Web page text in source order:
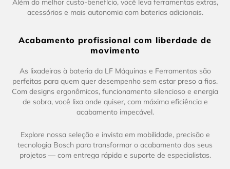
Além do melhor custo-benefício, você leva ferramentas extras,
acessórios e mais autonomia com baterias adicionais.
Acabamento profissional com liberdade de
movimento
As lixadeiras à bateria da LF Máquinas e Ferramentas são
perfeitas para quem quer desempenho sem estar preso a fios.
Com designs ergonômicos, funcionamento silencioso e energia
de sobra, você lixa onde quiser, com máxima eficiência e
acabamento impecável.
Explore nossa seleção e invista em mobilidade, precisão e
tecnologia Bosch para transformar o acabamento dos seus
projetos — com entrega rápida e suporte de especialistas.